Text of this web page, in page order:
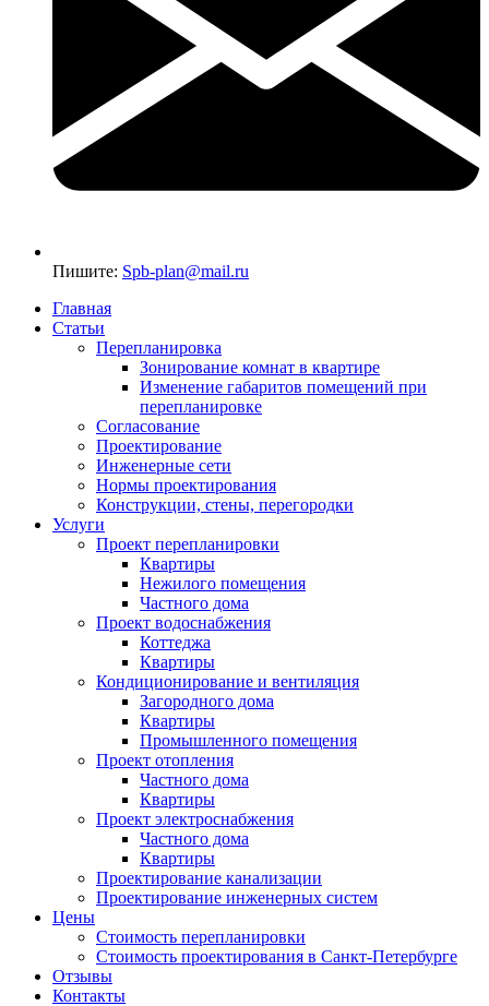
Пишите: Spb-plan@mail.ru
Главная
Статьи
Перепланировка
Зонирование комнат в квартире
Изменение габаритов помещений при
перепланировке
Согласование
Проектирование
Инженерные сети
Нормы проектирования
Конструкции, стены, перегородки
Услуги
Проект перепланировки
Квартиры
Нежилого помещения
Частного дома
Проект водоснабжения
Коттеджа
Квартиры
Кондиционирование и вентиляция
Загородного дома
Квартиры
Промышленного помещения
Проект отопления
Частного дома
Квартиры
Проект электроснабжения
Частного дома
Квартиры
Проектирование канализации
Проектирование инженерных систем
Цены
Стоимость перепланировки
Стоимость проектирования в Санкт-Петербурге
Отзывы
Контакты